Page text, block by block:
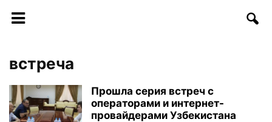
встреча
Прошла серия встреч с
операторами и интернет-
провайдерами Узбекистана